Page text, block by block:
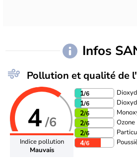
Infos
Pollution et qualité de
4/6
Indice pollution
Mauvais
1/6
1/6
2/6
2/6 Ozone
2/6
4/6